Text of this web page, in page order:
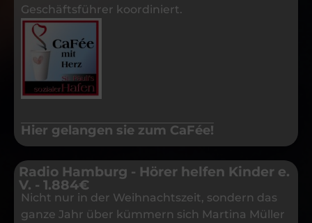
Geschäftsführer koordiniert.
Hier gelangen sie zum CaFée!
Radio Hamburg - Hörer helfen Kinder e.
V. - 1.884€
Nicht nur in der Weihnachtszeit, sondern das
ganze Jahr über kümmern sich Martina Müller